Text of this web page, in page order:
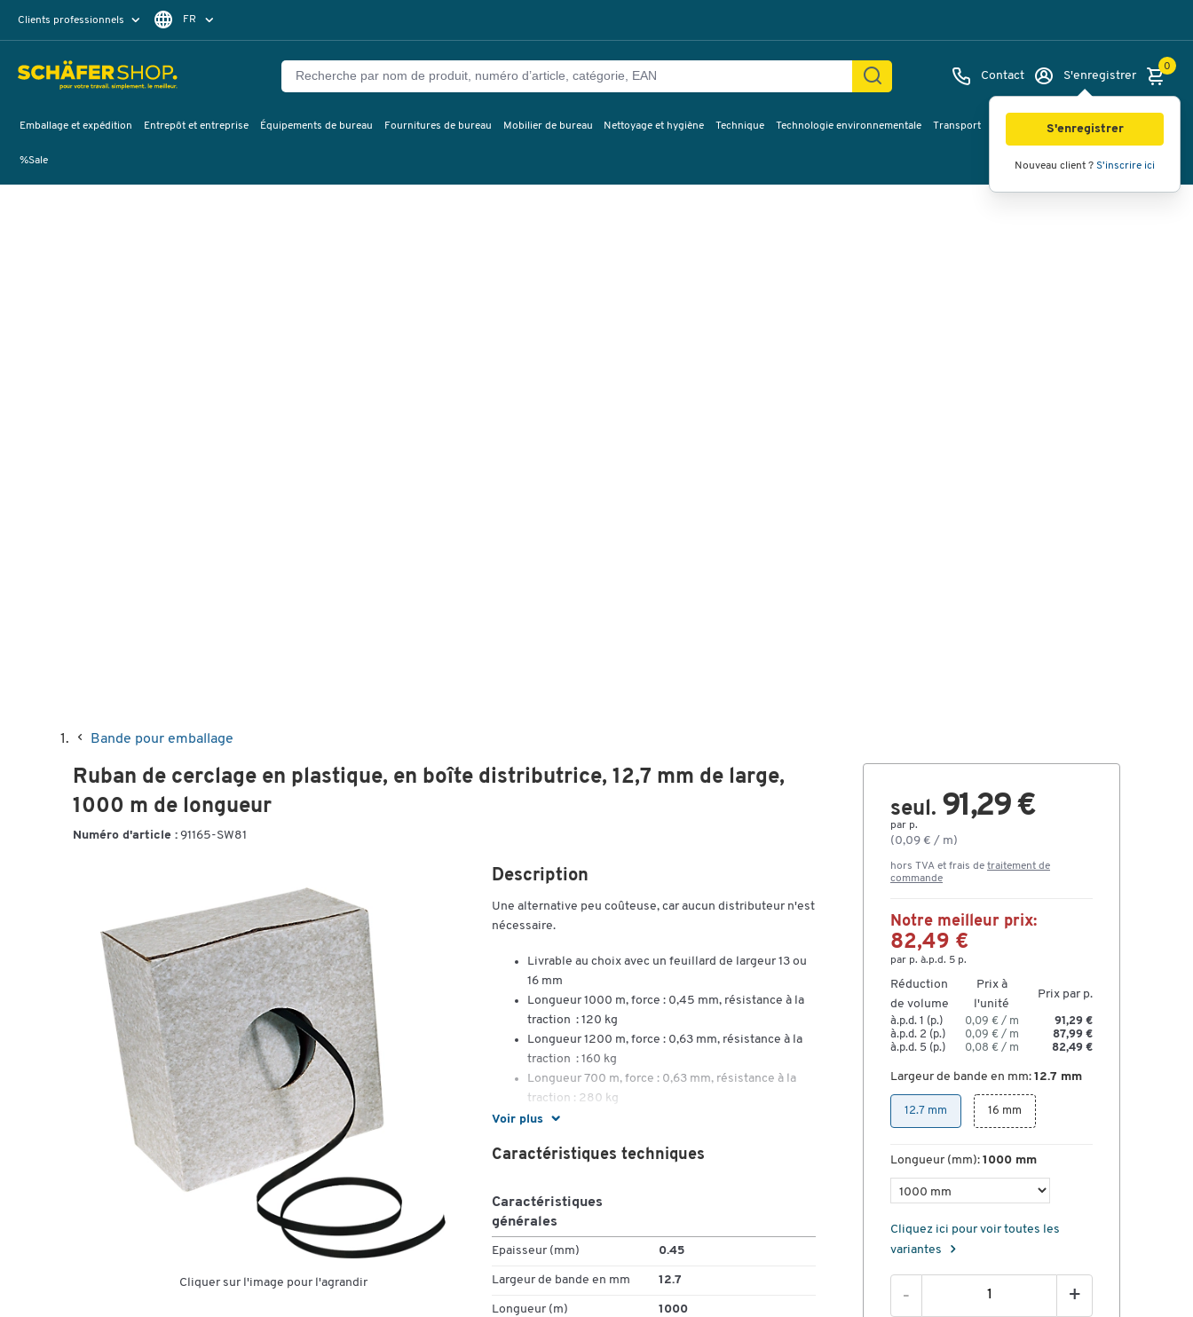
Clients professionnels FR
Contact S'enregistrer
S'enregistrer
Nouveau client ? S'inscrire ici
0
Emballage et expédition Entrepôt et entreprise Équipements de bureau Fournitures de bureau Mobilier de bureau Nettoyage et hygiène Technique Technologie environnementale Transport Services & planification Inspiration
%Sale
Bande pour emballage
Ruban de cerclage en plastique, en boîte distributrice, 12,7 mm de large,
1000 m de longueur
Numéro d'article : 91165-SW81
Cliquer sur l'image pour l'agrandir
Voir plus
Description
Une alternative peu coûteuse, car aucun distributeur n'est
nécessaire.
Livrable au choix avec un feuillard de largeur 13 ou
16 mm
Longueur 1000 m, force : 0,45 mm, résistance à la
traction : 120 kg
Longueur 1200 m, force : 0,63 mm, résistance à la
traction : 160 kg
Longueur 700 m, force : 0,63 mm, résistance à la
traction : 280 kg
Caractéristiques techniques
Caractéristiques
générales
Epaisseur (mm) 0.45
Largeur de bande en mm 12.7
Longueur (m) 1000
seul. 91,29 €
par p.
(0,09 € / m)
hors TVA et frais de traitement de
commande
Notre meilleur prix:
82,49 €
par p. à.p.d. 5 p.
Réduction
de volume
Prix à
l'unité
Prix par p.
à.p.d. 1 (p.) 0,09 € / m
91,29 €
à.p.d. 2 (p.)
0,09 € / m
87,99 €
à.p.d. 5 (p.)
0,08 € / m 82,49 €
Largeur de bande en mm: 12.7 mm
12.7 mm 16 mm
Longueur (mm): 1000 mm
Cliquez ici pour voir toutes les
variantes
- +
Images Vidéos Vue à 360